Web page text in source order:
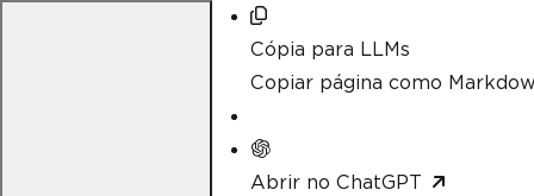
Cópia para LLMs
Copiar página como
Abrir no ChatGPT